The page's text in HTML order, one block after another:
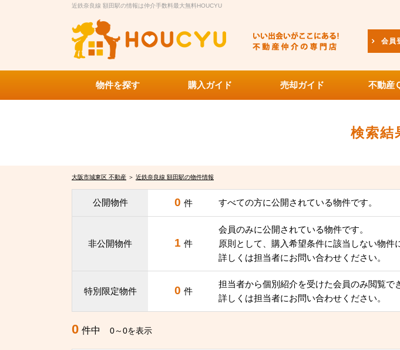
近鉄奈良線 額田駅の情報は仲介手数料最大無料HOUCYU
会員
物件を探す 購入ガイド 売却ガイド 不動産
検索結
大阪市城東区 不動産 ＞ 近鉄奈良線 額田駅の物件情報
公開物件 0 件 すべての方に公開されている物件です。
非公開物件 1 件
会員のみに公開されている物件です。
原則として、購入希望条件に該当しない物件
詳しくは担当者にお問い合わせください。
特別限定物件 0 件
担当者から個別紹介を受けた会員のみ閲覧で
詳しくは担当者にお問い合わせください。
0 件中 0～0を表示